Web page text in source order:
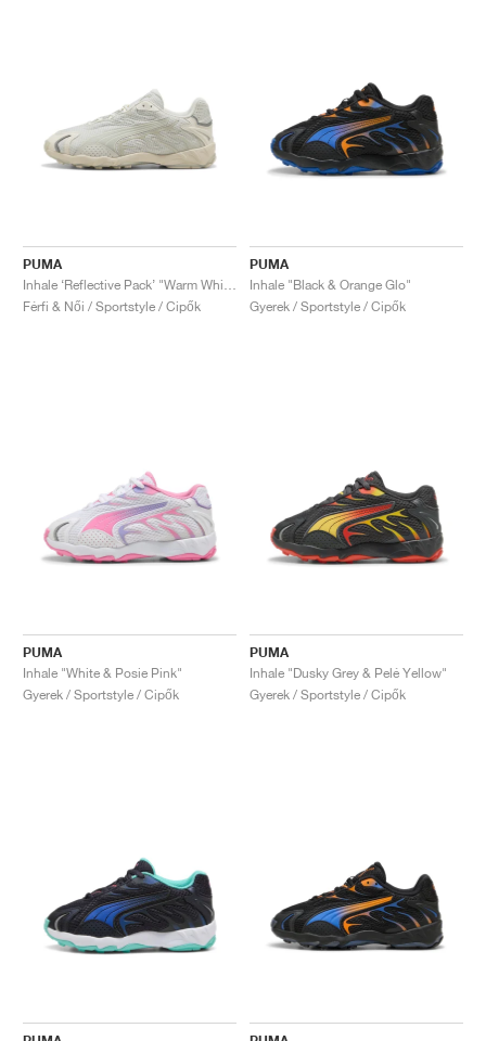
PUMA
Férfi & Női / Sportstyle / Cipők
PUMA
Inhale "Black & Orange Glo"
Gyerek / Sportstyle / Cipők
PUMA
Inhale "White & Posie Pink"
Gyerek / Sportstyle / Cipők
PUMA
Inhale "Dusky Grey & Pelé Yellow"
Gyerek / Sportstyle / Cipők